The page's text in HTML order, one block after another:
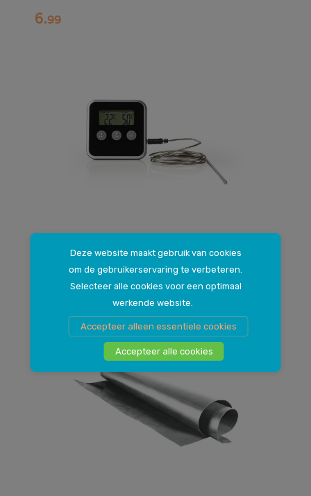
Deze website maakt gebruik van cookies
om de gebruikerservaring te verbeteren.
Selecteer alle cookies voor een optimaal
werkende website.
Accepteer alleen essentiele cookies
Accepteer alle cookies
6.99